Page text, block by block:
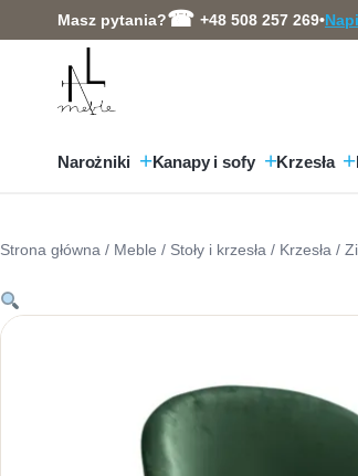
do
Masz pytania? +48 508 257 269•
Narożniki Kanapy i sofy Krzesła
Strona główna / Meble / Stoły i krzesła / Krzesła /